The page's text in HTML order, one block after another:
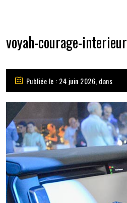
voyah-courage-interieur
Publiée le : 24 juin 2026, dans